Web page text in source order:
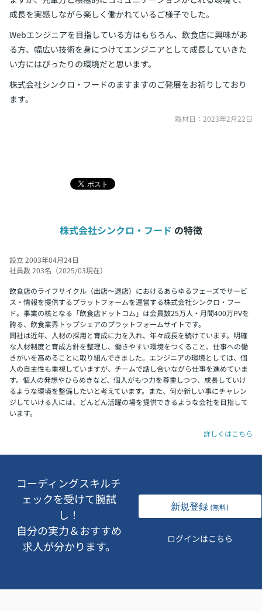
成長を実感しながら楽しく働かれているご様子でした。
Webエンジニアを目指している方はもちろん、飲食店に興味があ
る方、幅広い技術を身につけてエンジニアとして成長していきた
い方にはぴったりの環境だと思います。
株式会社シンクロ・フードのますますのご発展をお祈りしており
ます。
取材日：2023年2月22日
株式会社シンクロ・フード の特徴
設立 2003年04月24日
社員数 203名（2025/03現在）
飲食店のライフサイクル（出店～退店）におけるあらゆるフェーズでサービ
ス・情報を提供するプラットフォームを運営する株式会社シンクロ・フー
ド。事業の核となる「飲食店ドットコム」は会員数25万人・月間400万PVを
誇る、飲食業界トップシェアのプラットフォームサイトです。
同社は近年、人材の採用と育成に力を入れ、年々成長を続けています。明確
な人材制度と育成方針を整理し、働きやすい環境をつくること、仕事への働
きがいを高めることに取り組んできました。エンジニアの環境としては、個
人の自主性も重視していますが、チームで話し合いながら仕事を進めていま
す。個人の発想やひらめきなど、個人がもつ力を尊重しつつ、成長していけ
るような環境を整備したいと考えています。また、何か新しい事にチャレン
ジしていける人には、どんどん活躍の場を提供できるような会社を目指して
います。
詳しくはこちら
コーディングスキルチ
ェックを受けて腕試
し！
自分の実力＆おすすめ
求人が分かります。
新規登録 (無料)
ログインはこちら